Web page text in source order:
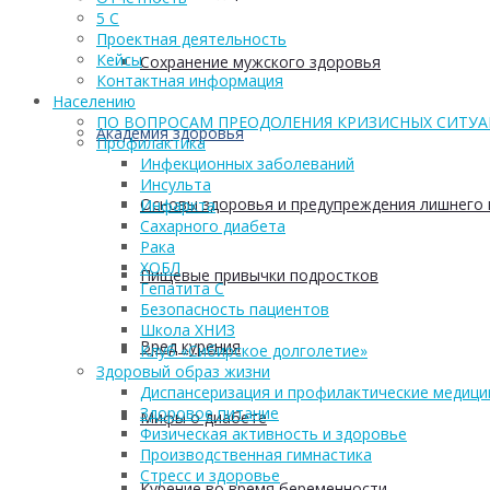
Сохранение мужского здоровья
Академия здоровья
Основы здоровья и предупреждения лишнего
Пищевые привычки подростков
Вред курения
Мифы о диабете
5 С
Проектная деятельность
Кейсы
Контактная информация
Населению
ПО ВОПРОСАМ ПРЕОДОЛЕНИЯ КРИЗИСНЫХ
Профилактика
Инфекционных заболеваний
Инсульта
Инфаркта
Сахарного диабета
Рака
ХОБЛ
Гепатита С
Безопасность пациентов
Школа ХНИЗ
Клуб «Сибирское долголетие»
Здоровый образ жизни
Диспансеризация и профилактические
Здоровое питание
Физическая активность и здоровье
Производственная гимнастика
Стресс и здоровье